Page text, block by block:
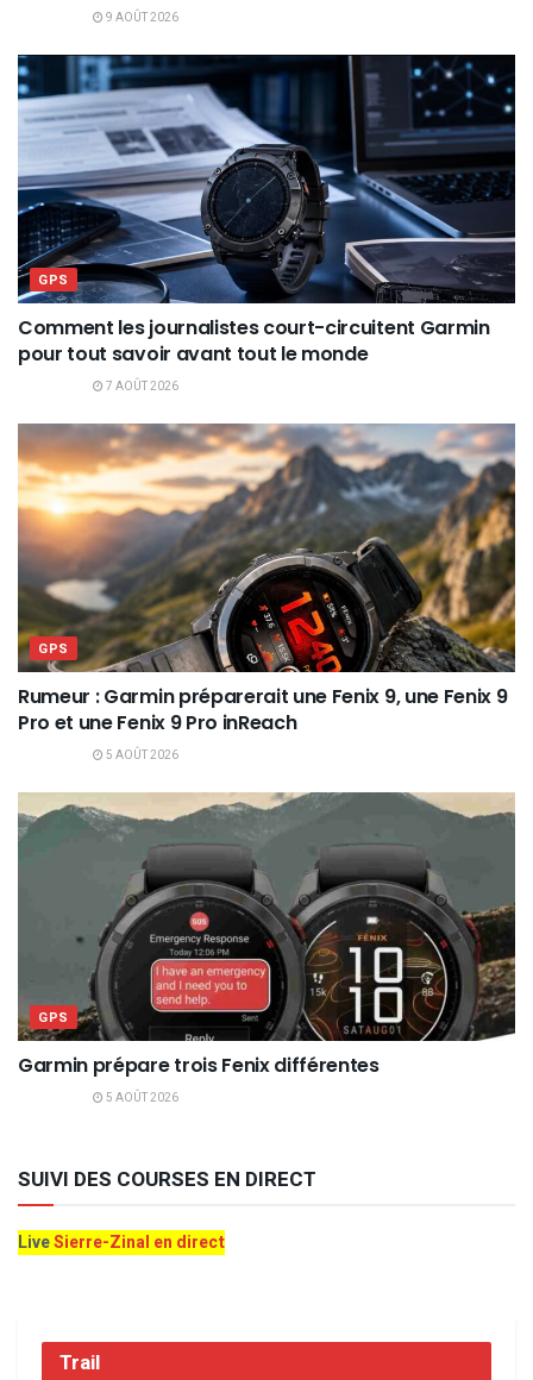
9 AOÛT 2026
GPS
Comment les journalistes court-circuitent Garmin
pour tout savoir avant tout le monde
7 AOÛT 2026
GPS
Rumeur : Garmin préparerait une Fenix 9, une Fenix 9
Pro et une Fenix 9 Pro inReach
5 AOÛT 2026
GPS
Garmin prépare trois Fenix différentes
5 AOÛT 2026
SUIVI DES COURSES EN DIRECT
LiveSierre-Zinal en direct
Trail